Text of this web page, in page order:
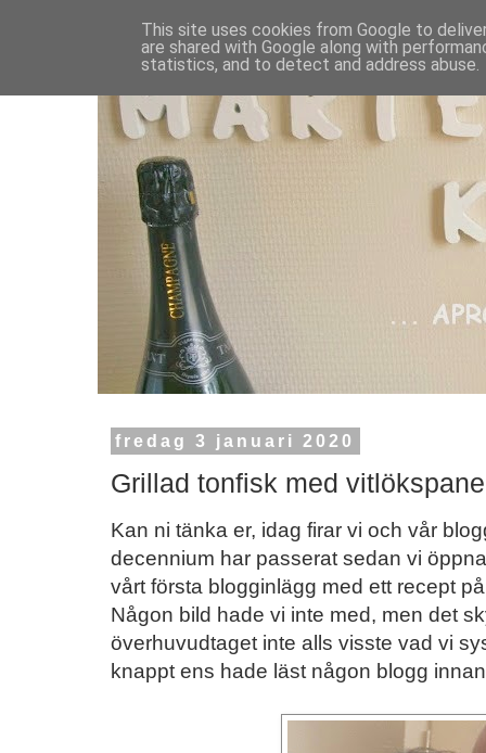
fredag 3 januari 2020
Grillad tonfisk med
Kan ni tänka er, idag firar vi och vår
decennium har passerat sedan vi
vårt första blogginlägg med ett recept
Någon bild hade vi inte med, men det
överhuvudtaget inte alls visste vad vi
knappt ens hade läst någon blogg
This site uses cookies from Google to
are shared with Google along with
statistics, and to detect and address abuse.